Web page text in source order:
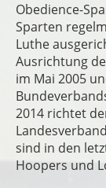
Obedience-
Sparten
Luthe
Ausrichtung
im Mai 2005
2014 richtet
sind in den
Hoopers und